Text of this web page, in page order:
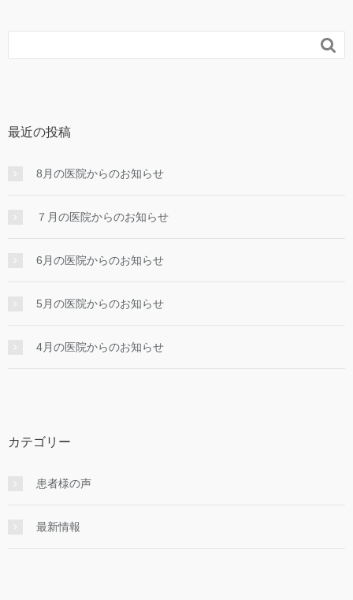

最近の投稿
8月の医院からのお知らせ
７月の医院からのお知らせ
6月の医院からのお知らせ
5月の医院からのお知らせ
4月の医院からのお知らせ
カテゴリー
患者様の声
最新情報